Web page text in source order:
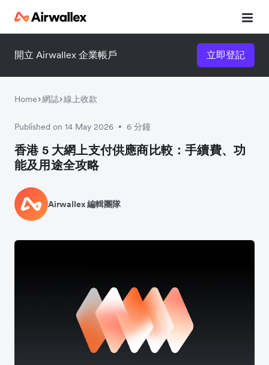
開立 Airwallex 企業帳戶 立即登記
Home 網誌 線上收款
Published on 14 May 2026 • 6 分鐘
香港 5 大網上支付供應商比較：手續費、功
能及用途全攻略
Airwallex 編輯團隊